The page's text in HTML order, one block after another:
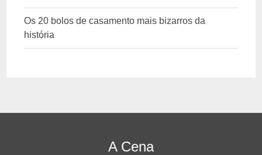
Os 20 bolos de casamento mais bizarros da
história
A Cena